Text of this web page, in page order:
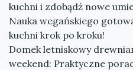
kuchni i zdobądź nowe
Nauka wegańskiego
kuchni krok po kroku!
Domek letniskowy
weekend: Praktyczne